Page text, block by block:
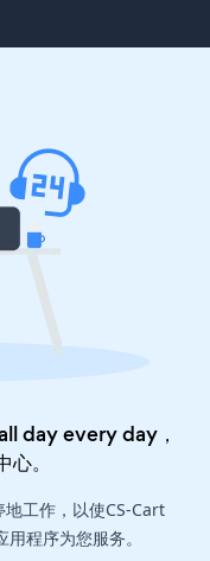
day every day，
心。
工作，以使CS-Cart
程序为您服务。